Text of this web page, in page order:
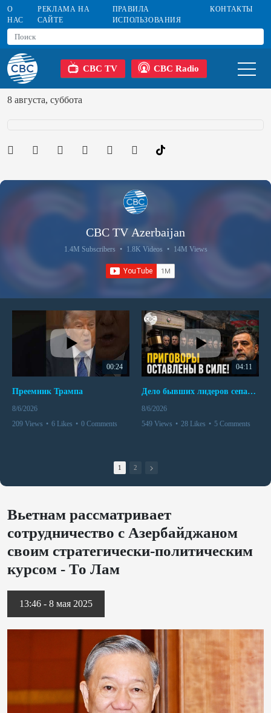
О
НАС
РЕКЛАМА НА
САЙТЕ
ПРАВИЛА
ИСПОЛЬЗОВАНИЯ
КОНТАКТЫ
CBC TV CBC Radio
8 августа, суббота
CBC TV Azerbaijan
1.4M Subscribers • 1.8K Videos • 14M Views
00:24
Преемник Трампа
8/6/2026
209 Views • 6 Likes • 0 Comments
04:11
Дело бывших лидеров сепаратистского режима в Карабахе
8/6/2026
549 Views • 28 Likes • 5 Comments
1 2
Вьетнам рассматривает
сотрудничество с Азербайджаном
своим стратегически-политическим
курсом - То Лам
13:46 - 8 мая 2025